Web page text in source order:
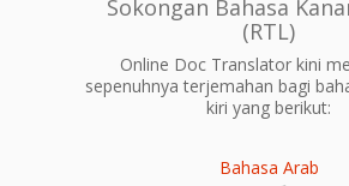
Sokongan Bahasa
(RTL)
Online Doc Translator kini
sepenuhnya terjemahan bagi
kiri yang berikut:
Bahasa Arab